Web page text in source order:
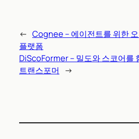
← Cognee – 에이전트를 위한
플랫폼
DiScoFormer – 밀도와 스코어를
트랜스포머
→